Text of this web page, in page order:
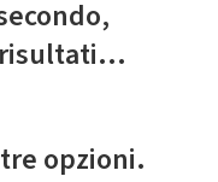
opzioni.